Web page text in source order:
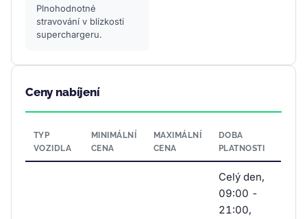
Plnohodnotné
stravování v blízkosti
superchargeru.
Ceny nabíjení
TYP
VOZIDLA
MINIMÁLNÍ
CENA
MAXIMÁLNÍ
CENA
DOBA
PLATNOSTI
Celý den,
09:00 -
21:00,